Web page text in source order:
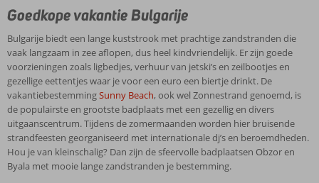
natuur
en
cultuur
houden:
iedereen
beleeft
in
dit
gastvrije
land
een
heerlijke
biertje
De
vakantiebestemming
Sunny
Beach,
ook
wel
Zonnestrand
genoemd,
is
de
Omdat
Zwarte
Zee
via
de
Bosporus
in
verbinding
staat
met
de
de
authentieke
plaatsen
Nessebar
en
Sozopol.
Slenter
door
een
wirwar
van
wel
leuk
om
een
typisch
‘Bulgaarse
avond’
mee
te
maken
of
veilig,
snel
en
gemakkelijk
excursies
boeken.
Goedkope vakantie Bulgarije
Bulgarije biedt een lange kuststrook met prachtige zandstranden die
vaak langzaam in zee aflopen, dus heel kindvriendelijk. Er zijn goede
voorzieningen zoals ligbedjes, verhuur van jetski’s en zeilbootjes en
gezellige eettentjes waar je voor een euro een biertje drinkt. De
vakantiebestemmingSunny Beach, ook wel Zonnestrand genoemd, is
de populairste en grootste badplaats met een gezellig en divers
uitgaanscentrum. Tijdens de zomermaanden worden hier bruisende
strandfeesten georganiseerd met internationale dj’s en beroemdheden.
Hou je van kleinschalig? Dan zijn de sfeervolle badplaatsen Obzor en
Byala met mooie lange zandstranden je bestemming.